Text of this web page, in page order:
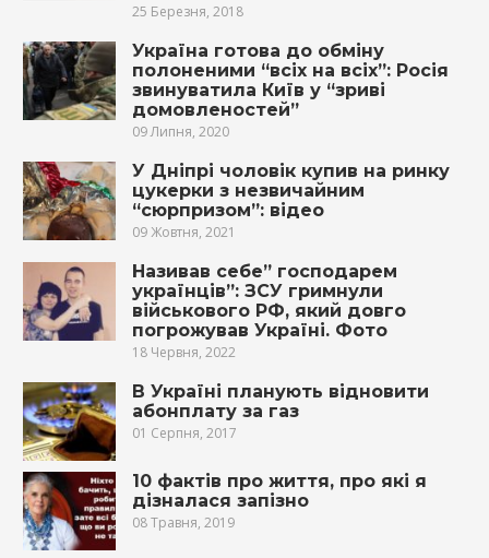
25 Березня, 2018
Україна готова до обміну
полоненими “всіх на всіх”: Росія
звинуватила Київ у “зриві
домовленостей”
09 Липня, 2020
У Дніпрі чоловік купив на ринку
цукерки з незвичайним
“сюрпризом”: відео
09 Жовтня, 2021
Називав себе” господарем
українців”: ЗСУ гримнули
військового РФ, який довго
погрожував Україні. Фото
18 Червня, 2022
В Україні планують відновити
абонплату за газ
01 Серпня, 2017
10 фактів про життя, про які я
дізналася запізно
08 Травня, 2019